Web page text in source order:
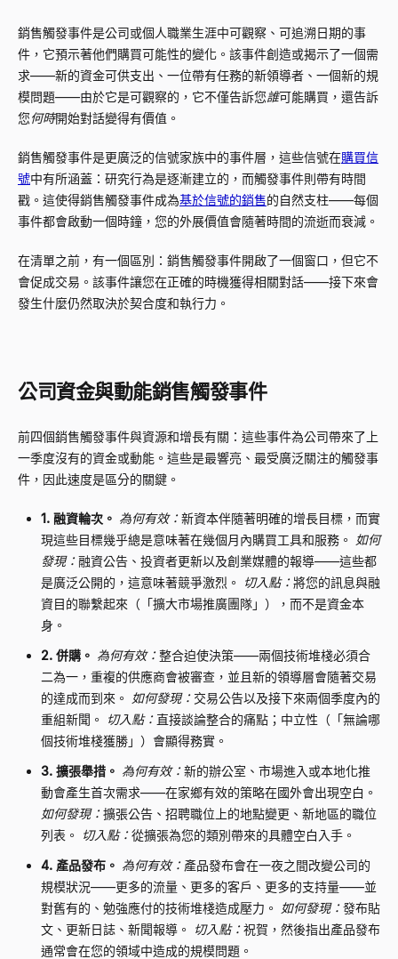
銷售觸發事件是公司或個人職業生涯中可觀察、可追溯日期的事
件，它預示著他們購買可能性的變化。該事件創造或揭示了一個需
求——新的資金可供支出、一位帶有任務的新領導者、一個新的規
模問題——由於它是可觀察的，它不僅告訴您誰可能購買，還告訴
您何時開始對話變得有價值。
銷售觸發事件是更廣泛的信號家族中的事件層，這些信號在購買信
號中有所涵蓋：研究行為是逐漸建立的，而觸發事件則帶有時間
戳。這使得銷售觸發事件成為基於信號的銷售的自然支柱——每個
事件都會啟動一個時鐘，您的外展價值會隨著時間的流逝而衰減。
在清單之前，有一個區別：銷售觸發事件開啟了一個窗口，但它不
會促成交易。該事件讓您在正確的時機獲得相關對話——接下來會
發生什麼仍然取決於契合度和執行力。
公司資金與動能銷售觸發事件
前四個銷售觸發事件與資源和增長有關：這些事件為公司帶來了上
一季度沒有的資金或動能。這些是最響亮、最受廣泛關注的觸發事
件，因此速度是區分的關鍵。
1. 融資輪次。 為何有效：新資本伴隨著明確的增長目標，而實
現這些目標幾乎總是意味著在幾個月內購買工具和服務。
如何
發現：融資公告、投資者更新以及創業媒體的報導——這些都
是廣泛公開的，這意味著競爭激烈。
切入點：將您的訊息與融
資目的聯繫起來（「擴大市場推廣團隊」），而不是資金本
身。
2. 併購。 為何有效：整合迫使決策——兩個技術堆棧必須合
二為一，重複的供應商會被審查，並且新的領導層會隨著交易
的達成而到來。
如何發現： 交易公告以及接下來兩個季度內的
重組新聞。
切入點： 直接談論整合的痛點；中立性（「無論哪
個技術堆棧獲勝」）會顯得務實。
3. 擴張舉措。 為何有效：新的辦公室、市場進入或本地化推
動會產生首次需求——在家鄉有效的策略在國外會出現空白。
如何發現：擴張公告、招聘職位上的地點變更、新地區的職位
列表。
切入點：從擴張為您的類別帶來的具體空白入手。
4. 產品發布。 為何有效： 產品發布會在一夜之間改變公司的
規模狀況——更多的流量、更多的客戶、更多的支持量——並
對舊有的、勉強應付的技術堆棧造成壓力。
如何發現：發布貼
文、更新日誌、新聞報導。
切入點：祝賀，然後指出產品發布
通常會在您的領域中造成的規模問題。